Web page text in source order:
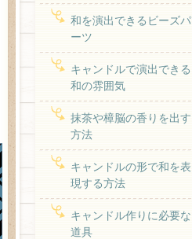
和を演出できるビーズパ
ーツ
キャンドルで演出できる
和の雰囲気
抹茶や樟脳の香りを出す
方法
キャンドルの形で和を表
現する方法
キャンドル作りに必要な
道具